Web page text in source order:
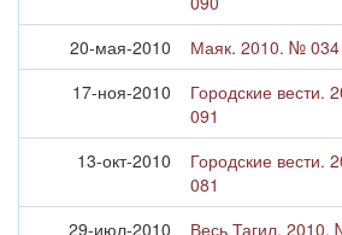
20-мая-2010 Маяк. 2010. № 034
17-ноя-2010
Городские вести.
091
13-окт-2010
Городские вести.
081
29-июл-2010 Весь Тагил. 2010.